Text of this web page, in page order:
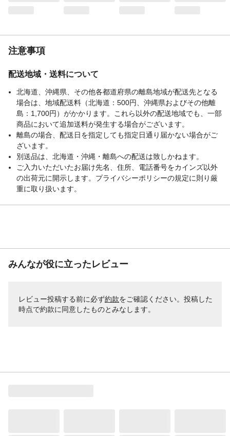
注意事項
配送地域・送料について
北海道、沖縄県、その他各都道府県の離島地域が配送先となる
場合は、地域配送料（北海道：500円、沖縄県およびその他離
島：1,700円）がかかります。これら以外の配送地域でも、一部
商品において追加送料が発生する場合がございます。
離島の場合、配送日を指定しても指定日通り届かない場合がご
ざいます。
別送品は、北海道・沖縄・離島への配送は致しかねます。
ご入力いただいたお届け先名、住所、電話番号をカインズ以外
の出荷元に開示します。プライバシーポリシーの規定に則り厳
重に取り扱います。
みんなが役に立ったレビュー
レビュー投稿する前に必ず約款をご確認ください。投稿した
時点で約款に同意したものとみなします。